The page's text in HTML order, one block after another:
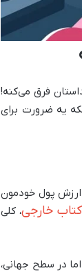
فرق می‌کنه!
یه ضرورت برای
ارزش پول خودمون
خارجی، کلی
در سطح جهانی،